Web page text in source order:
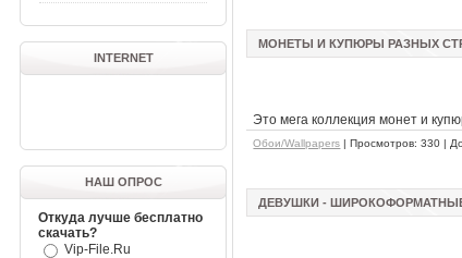
INTERNET
НАШ ОПРОС
Откуда лучше бесплатно
скачать?
Vip-File.Ru
МОНЕТЫ И КУПЮРЫ РАЗНЫХ
Это мега коллекция монет и
Обои/Wallpapers | Просмотров: 330 |
ДЕВУШКИ -